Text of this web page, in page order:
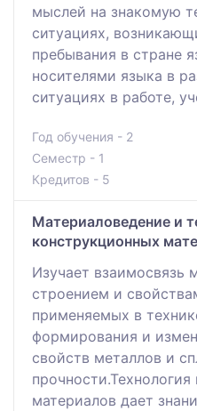
мыслей на знакомую
ситуациях,
пребывания в стране
носителями языка в
ситуациях в работе,
Год обучения - 2
Семестр - 1
Кредитов - 5
Материаловедение и
конструкционных
Изучает взаимосвязь
строением и
применяемых в
формирования и
свойств металлов и
материалов дает